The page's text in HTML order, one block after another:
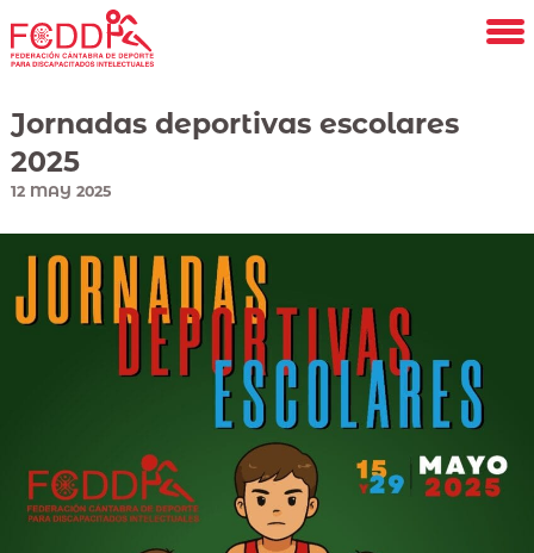
Saltar
al
principal
Jornadas deportivas escolares
2025
12 MAY 2025